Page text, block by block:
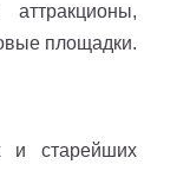
площадки.
и старейших